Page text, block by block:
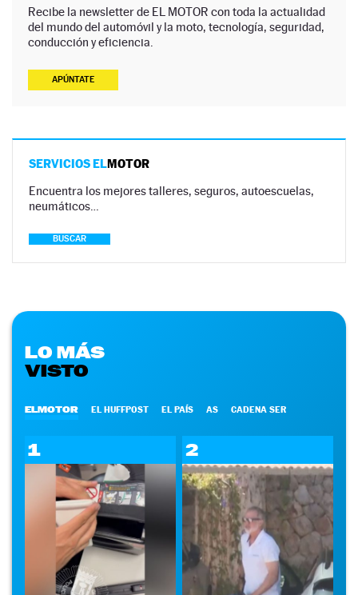
Recibe la newsletter de EL MOTOR con toda la actualidad
del mundo del automóvil y la moto, tecnología, seguridad,
conducción y eficiencia.
APÚNTATE
SERVICIOS ELMOTOR
Encuentra los mejores talleres, seguros, autoescuelas,
neumáticos…
BUSCAR
LO MÁS
VISTO
ELMOTOR EL HUFFPOST EL PAÍS AS CADENA SER
1 2